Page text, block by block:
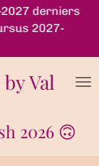
Val
derniers
2027-
2026 🙃